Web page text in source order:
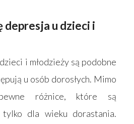
depresja u dzieci i
i młodzieży są podobne
u osób dorosłych. Mimo
różnice, które są
tylko dla wieku dorastania.